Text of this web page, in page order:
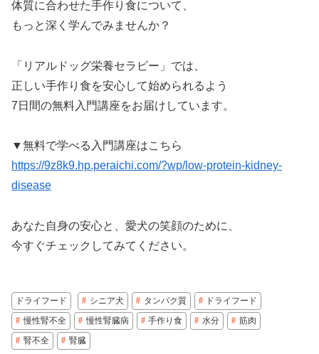
体質に合わせた手作り食について、
もっと深く学んでみませんか？
「リアルドッグ栄養セラピー」では、
正しい手作り食を安心して始められるよう
7日間の無料入門講座をお届けしています。
▼無料で学べる入門講座はこちら
https://9z8k9.hp.peraichi.com/?wp/low-protein-kidney-
disease
あなた自身の安心と、愛犬の笑顔のために、
今すぐチェックしてみてください。
ドライフード シニア犬 タンパク質
ドライフード
慢性腎不全
慢性腎臓病 手作り食 水分
筋肉
腎不全
腎臓